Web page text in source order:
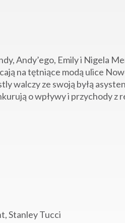
Andy’ego, Emily i Nigela
na tętniące modą ulice
walczy ze swoją byłą
o wpływy i przychody z
Stanley Tucci